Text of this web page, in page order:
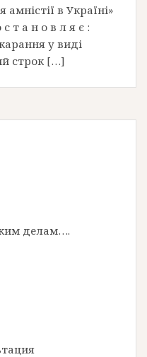
в Україні»
т а н о в л я є :
у виді
строк […]
делам….